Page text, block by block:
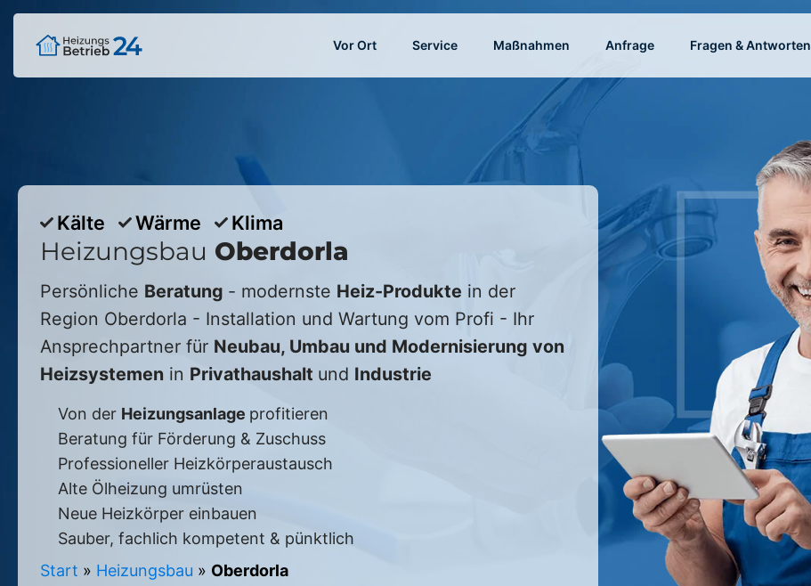
Vor Ort Service Maßnahmen Anfrage Fragen & Antworten
Kälte Wärme Klima
Heizungsbau Oberdorla
Persönliche Beratung - modernste Heiz-Produkte in der
Region Oberdorla - Installation und Wartung vom Profi - Ihr
Ansprechpartner für Neubau, Umbau und Modernisierung von
Heizsystemen in Privathaushalt und Industrie
Von der Heizungsanlage profitieren
Beratung für Förderung & Zuschuss
Professioneller Heizkörperaustausch
Alte Ölheizung umrüsten
Neue Heizkörper einbauen
Sauber, fachlich kompetent & pünktlich
Start » Heizungsbau » Oberdorla